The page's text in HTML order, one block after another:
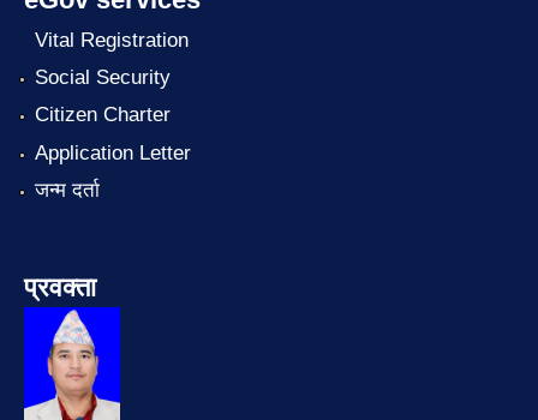
Vital Registration
Social Security
Citizen Charter
Application Letter
जन्म दर्ता
प्रवक्ता